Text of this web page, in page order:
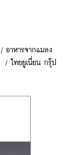
/ อาหารจากแมลง
/ ไทยยูเนี่ยน กรุ๊ป